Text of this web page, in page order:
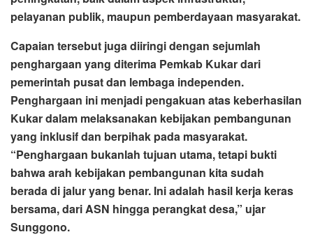
pelayanan publik, maupun pemberdayaan masyarakat.
Capaian tersebut juga diiringi dengan sejumlah
penghargaan yang diterima Pemkab Kukar dari
pemerintah pusat dan lembaga independen.
Penghargaan ini menjadi pengakuan atas keberhasilan
Kukar dalam melaksanakan kebijakan pembangunan
yang inklusif dan berpihak pada masyarakat.
“Penghargaan bukanlah tujuan utama, tetapi bukti
bahwa arah kebijakan pembangunan kita sudah
berada di jalur yang benar. Ini adalah hasil kerja keras
bersama, dari ASN hingga perangkat desa,” ujar
Sunggono.